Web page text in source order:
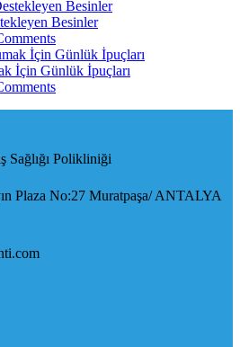
Besinler
İçin Günlük İpuçları
Sağlığı Polikliniği
Plaza No:27 Muratpaşa/ ANTALYA